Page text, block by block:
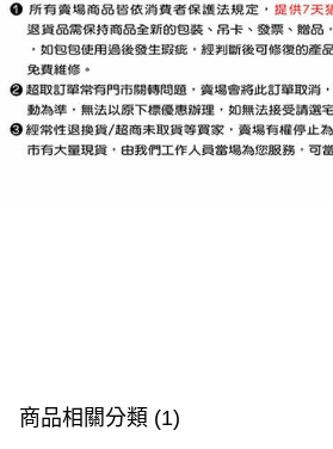
商品相關分類 (1)